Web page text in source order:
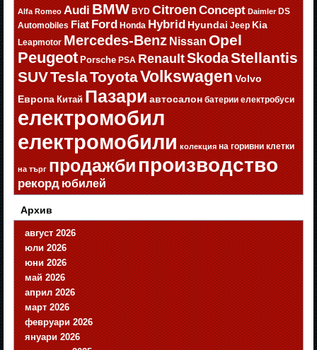
Alfa Romeo Audi BMW BYD Citroen Concept Daimler DS
Automobiles Fiat Ford Honda Hybrid Hyundai Jeep Kia
Leapmotor Mercedes-Benz Nissan Opel
Peugeot Porsche PSA RenaultSkodaStellantis
SUVTeslaToyotaVolkswagen Volvo
Европа Китай Пазари автосалон батерии електробуси
електромобил
електромобили колекция на горивни клетки
на търг продажбипроизводство
рекорд юбилей
Архив
август 2026
юли 2026
юни 2026
май 2026
април 2026
март 2026
февруари 2026
януари 2026